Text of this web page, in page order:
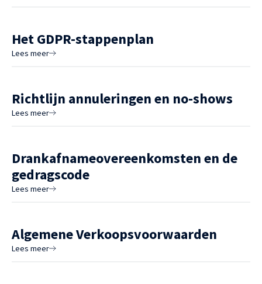
Het GDPR-stappenplan
Lees meer
Richtlijn annuleringen en no-shows
Lees meer
Drankafnameovereenkomsten en de
gedragscode
Lees meer
Algemene Verkoopsvoorwaarden
Lees meer